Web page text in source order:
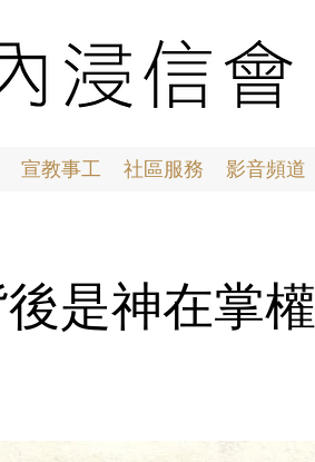
宣教事工 社區服務 影音頻道
是神在掌權